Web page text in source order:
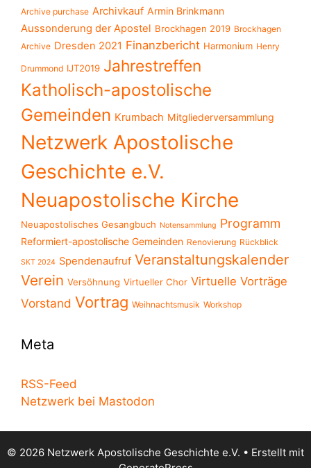
Archive purchase Archivkauf Armin Brinkmann
Aussonderung der Apostel Brockhagen 2019 Brockhagen
Archive Dresden 2021 Finanzbericht Harmonium Henry
Drummond IJT2019 Jahrestreffen
Katholisch-apostolische
Gemeinden Krumbach Mitgliederversammlung
Netzwerk Apostolische
Geschichte e.V.
Neuapostolische Kirche
Neuapostolisches Gesangbuch Notensammlung Programm
Reformiert-apostolische Gemeinden Renovierung Rückblick
SKT 2024 Spendenaufruf Veranstaltungskalender
Verein Versöhnung Virtueller Chor Virtuelle Vorträge
Vorstand Vortrag Weihnachtsmusik Workshop
Meta
RSS-Feed
Netzwerk bei Mastodon
© 2026 Netzwerk Apostolische Geschichte e.V. • Erstellt mit